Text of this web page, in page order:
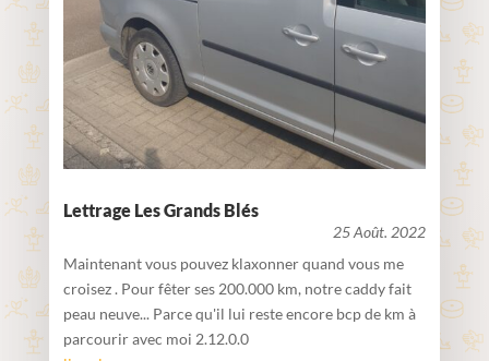
Lettrage Les Grands Blés
25 Août. 2022
Maintenant vous pouvez klaxonner quand vous me
croisez . Pour fêter ses 200.000 km, notre caddy fait
peau neuve... Parce qu'il lui reste encore bcp de km à
parcourir avec moi 2.12.0.0